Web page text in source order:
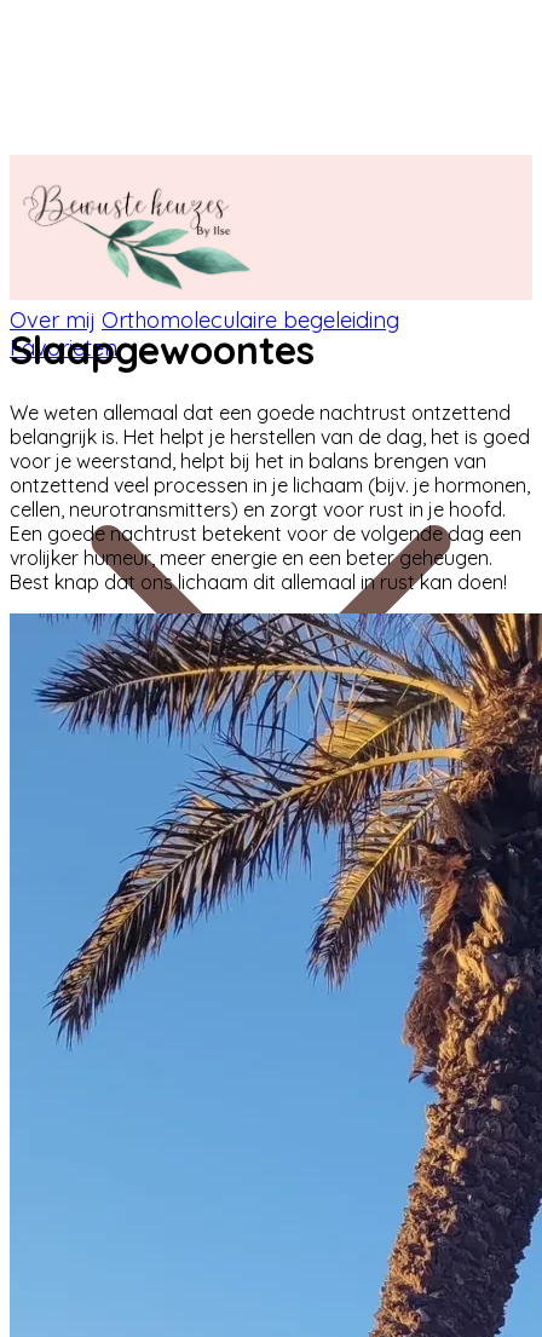
Over mij Orthomoleculaire begeleiding
Favorieten
Contact
Slaapgewoontes
We weten allemaal dat een goede nachtrust ontzettend
belangrijk is. Het helpt je herstellen van de dag, het is goed
voor je weerstand, helpt bij het in balans brengen van
ontzettend veel processen in je lichaam (bijv. je hormonen,
cellen, neurotransmitters) en zorgt voor rust in je hoofd.
Een goede nachtrust betekent voor de volgende dag een
vrolijker humeur, meer energie en een beter geheugen.
Best knap dat ons lichaam dit allemaal in rust kan doen!